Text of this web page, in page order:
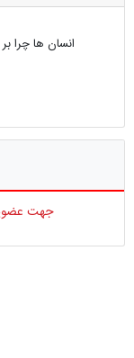
انسان ها چرا
جهت